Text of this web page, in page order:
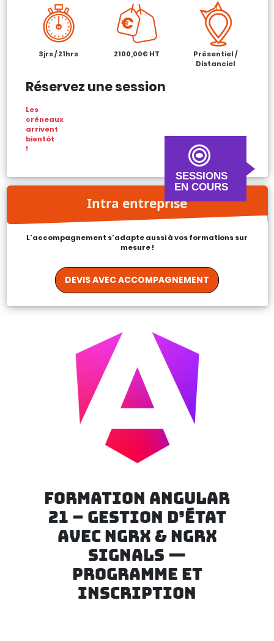
SESSIONS
EN COURS
3jrs / 21hrs 2100,00€ HT
Présentiel /
Distanciel
Réservez une session
Les
créneaux
arrivent
bientôt
!
Intra entreprise
L'accompagnement s'adapte aussi à vos formations sur
mesure !
DEVIS AVEC ACCOMPAGNEMENT
FORMATION ANGULAR
21 – GESTION D’ÉTAT
AVEC NGRX & NGRX
SIGNALS —
PROGRAMME ET
INSCRIPTION